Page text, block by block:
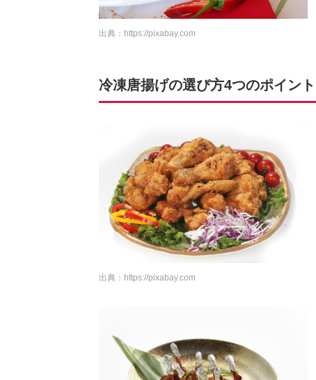
出典： https://pixabay.com
冷凍唐揚げの選び方4つのポイント
出典： https://pixabay.com